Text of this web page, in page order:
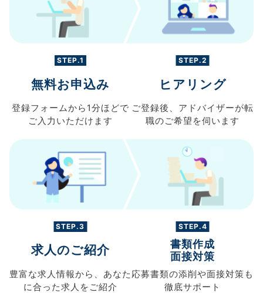
STEP.1
無料お申込み
登録フォームから 1分ほどで
ご入力 いただけます
STEP.2
ヒアリング
ご登録後、 アドバイザーが転
職のご希望を伺います
STEP.3
求人のご紹介
豊富な求人情報から、 あなた
に合った求人を ご紹介
STEP.4
書類作成
面接対策
応募書類の添削や面接対策も
徹底サポート